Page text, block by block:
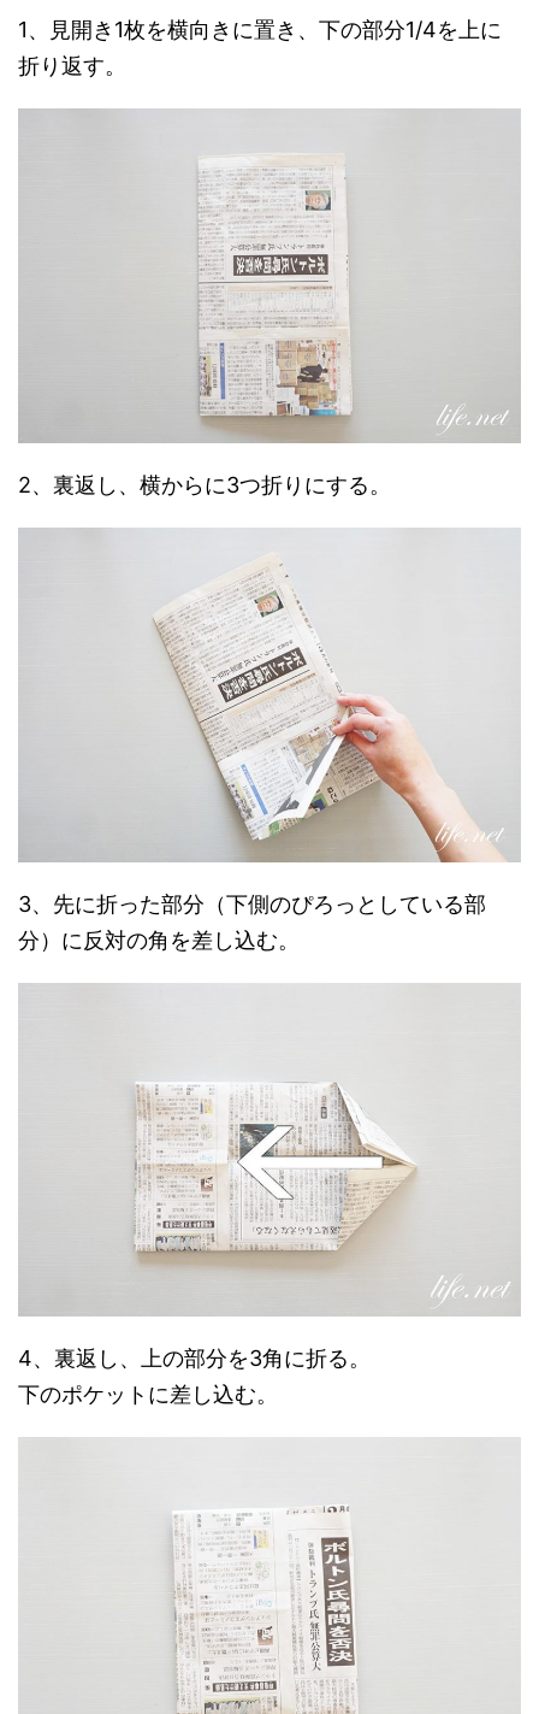
1、見開き1枚を横向きに置き、下の部分1/4を上に
折り返す。
2、裏返し、横からに3つ折りにする。
3、先に折った部分（下側のぴろっとしている部
分）に反対の角を差し込む。
4、裏返し、上の部分を3角に折る。
下のポケットに差し込む。